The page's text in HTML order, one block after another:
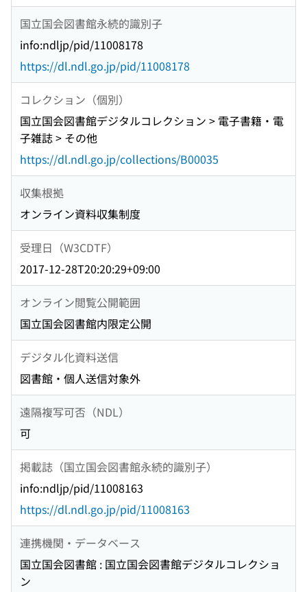
国立国会図書館永続的識別子
info:ndljp/pid/11008178
https://dl.ndl.go.jp/pid/11008178
コレクション（個別）
国立国会図書館デジタルコレクション > 電子書籍・電
子雑誌 > その他
https://dl.ndl.go.jp/collections/B00035
収集根拠
オンライン資料収集制度
受理日（W3CDTF）
2017-12-28T20:20:29+09:00
オンライン閲覧公開範囲
国立国会図書館内限定公開
デジタル化資料送信
図書館・個人送信対象外
遠隔複写可否（NDL）
可
掲載誌（国立国会図書館永続的識別子）
info:ndljp/pid/11008163
https://dl.ndl.go.jp/pid/11008163
連携機関・データベース
国立国会図書館 : 国立国会図書館デジタルコレクショ
ン